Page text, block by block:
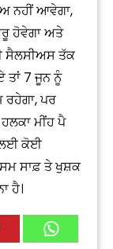
ਨਹੀਂ ਆਵੇਗਾ,
ਹੋਵੇਗਾ ਅਤੇ
ਸੈਲਸੀਅਸ ਤੱਕ
ਤਾਂ 7 ਜੂਨ ਨੂੰ
ਪਰ
ਮੀਂਹ ਪੈ
ਲਈ ਕੋਈ
ਸਾਫ਼ ਤੇ ਖੁਸ਼ਕ
ਹੈ।